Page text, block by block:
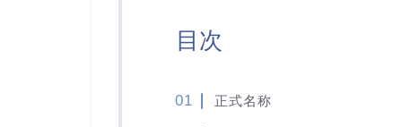
目次
正式名称